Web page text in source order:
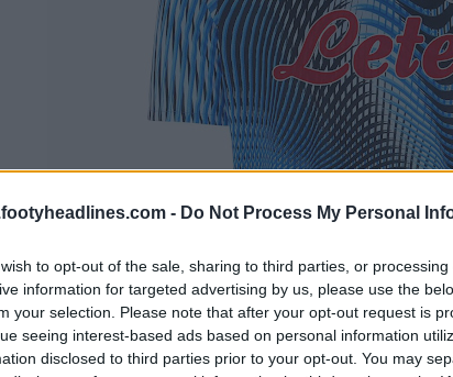
- Do Not Process My Personal
to opt-out of the sale, sharing to third parties, or
information for targeted advertising by us, please use the
your selection. Please note that after your opt-out request is
seeing interest-based ads based on personal information
disclosed to third parties prior to your opt-out. You may